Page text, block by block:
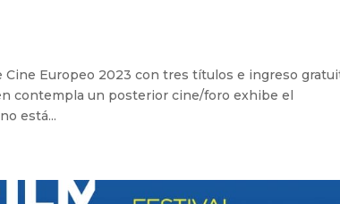
Cine Europeo 2023 con tres títulos e ingreso
contempla un posterior cine/foro exhibe el
está...